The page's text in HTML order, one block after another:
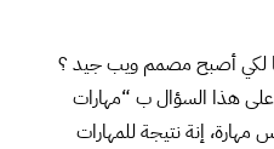
لكي أصبح مصمم ويب جيد ؟
على هذا السؤال ب “مهارات
إنة نتيجة للمهارات